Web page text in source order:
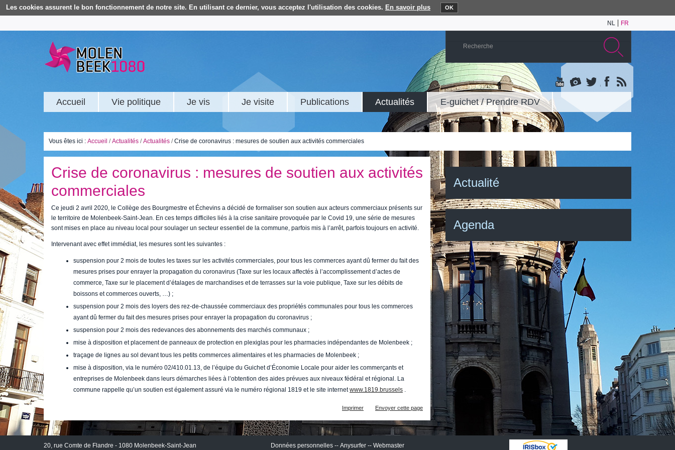
Les cookies assurent le bon fonctionnement de notre site. En utilisant ce dernier, vous acceptez l'utilisation des cookies. En savoir plus OK
NL FR
Accueil Vie politique Je vis Je visite Publications Actualités E-guichet / Prendre RDV
Vous êtes ici : Accueil /Actualités /Actualités /Crise de coronavirus : mesures de soutien aux activités commerciales
Crise de coronavirus : mesures de soutien aux activités
commerciales
Ce jeudi 2 avril 2020, le Collège des Bourgmestre et Échevins a décidé de formaliser son soutien aux acteurs commerciaux présents sur
le territoire de Molenbeek-Saint-Jean. En ces temps difficiles liés à la crise sanitaire provoquée par le Covid 19, une série de mesures
sont mises en place au niveau local pour soulager un secteur essentiel de la commune, parfois mis à l’arrêt, parfois toujours en activité.
Intervenant avec effet immédiat, les mesures sont les suivantes :
suspension pour 2 mois de toutes les taxes sur les activités commerciales, pour tous les commerces ayant dû fermer du fait des
mesures prises pour enrayer la propagation du coronavirus (Taxe sur les locaux affectés à l’accomplissement d’actes de
commerce, Taxe sur le placement d’étalages de marchandises et de terrasses sur la voie publique, Taxe sur les débits de
boissons et commerces ouverts, …) ;
suspension pour 2 mois des loyers des rez-de-chaussée commerciaux des propriétés communales pour tous les commerces
ayant dû fermer du fait des mesures prises pour enrayer la propagation du coronavirus ;
suspension pour 2 mois des redevances des abonnements des marchés communaux ;
mise à disposition et placement de panneaux de protection en plexiglas pour les pharmacies indépendantes de Molenbeek ;
traçage de lignes au sol devant tous les petits commerces alimentaires et les pharmacies de Molenbeek ;
mise à disposition, via le numéro 02/410.01.13, de l’équipe du Guichet d’Économie Locale pour aider les commerçants et
entreprises de Molenbeek dans leurs démarches liées à l’obtention des aides prévues aux niveaux fédéral et régional. La
commune rappelle qu’un soutien est également assuré via le numéro régional 1819 et le site internetwww.1819.brussels .
le
document
Imprimer Envoyer cette page
Actualité
Agenda
20, rue Comte de Flandre - 1080 Molenbeek-Saint-Jean Données personnelles -- Anysurfer -- Webmaster